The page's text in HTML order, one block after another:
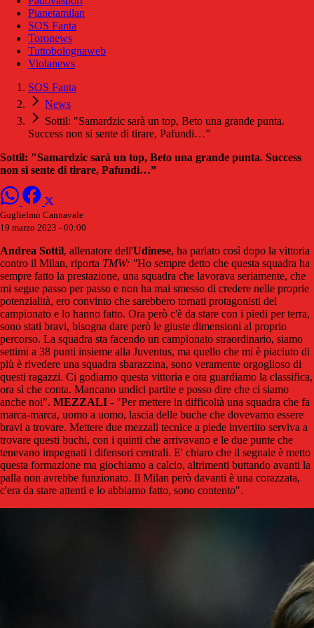
Pianetamilan
SOS Fanta
Toronews
Tuttobolognaweb
Violanews
SOS Fanta
News
Sottil: "Samardzic sarà un top, Beto una grande punta.
Success non si sente di tirare, Pafundi…”
Sottil: "Samardzic sarà un top, Beto una grande punta. Success
non si sente di tirare, Pafundi…”
Guglielmo Cannavale
19 marzo 2023 - 00:00
Andrea Sottil, allenatore dell'Udinese, ha parlato così dopo la vittoria
contro il Milan, riporta TMW: "Ho sempre detto che questa squadra ha
sempre fatto la prestazione, una squadra che lavorava seriamente, che
mi segue passo per passo e non ha mai smesso di credere nelle proprie
potenzialità, ero convinto che sarebbero tornati protagonisti del
campionato e lo hanno fatto. Ora però c'è da stare con i piedi per terra,
sono stati bravi, bisogna dare però le giuste dimensioni al proprio
percorso. La squadra sta facendo un campionato straordinario, siamo
settimi a 38 punti insieme alla Juventus, ma quello che mi è piaciuto di
più è rivedere una squadra sbarazzina, sono veramente orgoglioso di
questi ragazzi. Ci godiamo questa vittoria e ora guardiamo la classifica,
ora sì che conta. Mancano undici partite e posso dire che ci siamo
anche noi". MEZZALI - "Per mettere in difficoltà una squadra che fa
marca-marca, uomo a uomo, lascia delle buche che dovevamo essere
bravi a trovare. Mettere due mezzali tecnice a piede invertito serviva a
trovare questi buchi, con i quinti che arrivavano e le due punte che
tenevano impegnati i difensori centrali. E' chiaro che il segnale è metto
questa formazione ma giochiamo a calcio, altrimenti buttando avanti la
palla non avrebbe funzionato. Il Milan però davanti è una corazzata,
c'era da stare attenti e lo abbiamo fatto, sono contento".